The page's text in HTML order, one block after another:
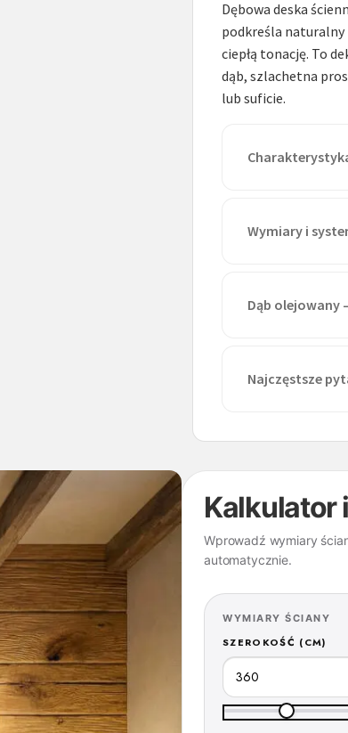
Dębowa deska
podkreśla naturalny
ciepłą tonację. To
dąb, szlachetna
lub suficie.
Wymiary i
Dąb olejowany
Najczęstsze
Kalkulator
Wprowadź wymiary
automatycznie.
WYMIARY ŚCIANY
SZEROKOŚĆ (CM)